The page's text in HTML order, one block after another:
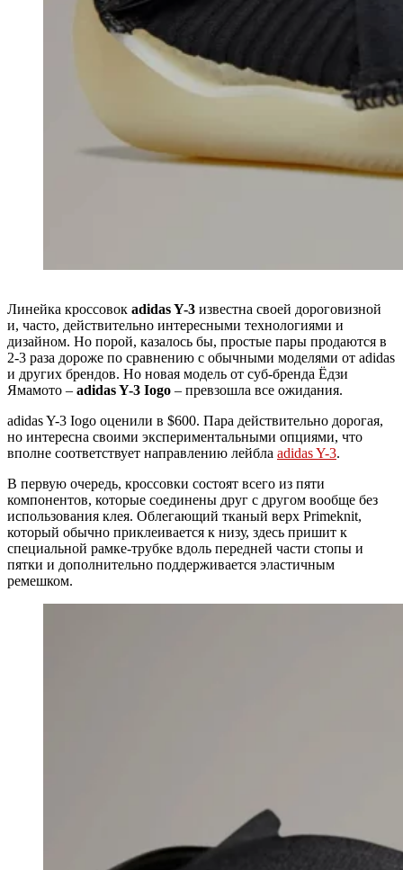
Линейка кроссовок adidas Y-3 известна своей дороговизной
и, часто, действительно интересными технологиями и
дизайном. Но порой, казалось бы, простые пары продаются в
2-3 раза дороже по сравнению с обычными моделями от adidas
и других брендов. Но новая модель от суб-бренда Ёдзи
Ямамото – adidas Y-3 Iogo – превзошла все ожидания.
adidas Y-3 Iogo оценили в $600. Пара действительно дорогая,
но интересна своими экспериментальными опциями, что
вполне соответствует направлению лейбла adidas Y-3.
В первую очередь, кроссовки состоят всего из пяти
компонентов, которые соединены друг с другом вообще без
использования клея. Облегающий тканый верх Primeknit,
который обычно приклеивается к низу, здесь пришит к
специальной рамке-трубке вдоль передней части стопы и
пятки и дополнительно поддерживается эластичным
ремешком.